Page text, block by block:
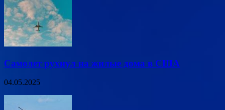
Самолет рухнул на жилые дома в США
04.05.2025